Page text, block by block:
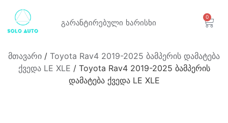
გარანტირებული ხარისხი
0
მთავარი / Toyota Rav4 2019-2025 ბამპერის დამატება
ქვედა LE XLE / Toyota Rav4 2019-2025 ბამპერის
დამატება ქვედა LE XLE